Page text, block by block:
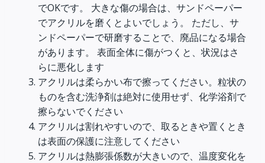
でOKです。 大きな傷の場合は、サンドペーパー
でアクリルを磨くとよいでしょう。 ただし、サ
ンドペーパーで研磨することで、廃品になる場合
があります。 表面全体に傷がつくと、状況はさ
らに悪化します
アクリルは柔らかい布で擦ってください。粒状の
ものを含む洗浄剤は絶対に使用せず、化学浴剤で
擦らないでください
アクリルは割れやすいので、取るときや置くとき
は表面の保護に注意してください
アクリルは熱膨張係数が大きいので、温度変化を